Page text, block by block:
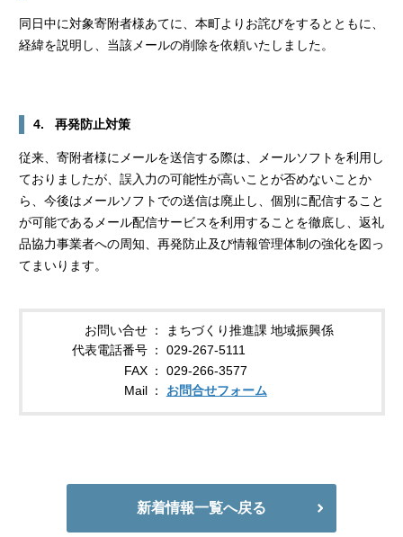
同日中に対象寄附者様あてに、本町よりお詫びをするとともに、
経緯を説明し、当該メールの削除を依頼いたしました。
4. 再発防止対策
従来、寄附者様にメールを送信する際は、メールソフトを利用し
ておりましたが、誤入力の可能性が高いことが否めないことか
ら、今後はメールソフトでの送信は廃止し、個別に配信すること
が可能であるメール配信サービスを利用することを徹底し、返礼
品協力事業者への周知、再発防止及び情報管理体制の強化を図っ
てまいります。
お問い合せ
まちづくり推進課 地域振興係
代表電話番号
029-267-5111
FAX
029-266-3577
Mail
お問合せフォーム
新着情報一覧へ戻る